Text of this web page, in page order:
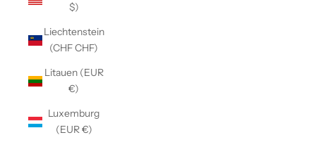
$)
Liechtenstein
(CHF CHF)
Litauen (EUR
€)
Luxemburg
(EUR €)